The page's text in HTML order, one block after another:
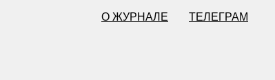
О ЖУРНАЛЕ ТЕЛЕГРАМ